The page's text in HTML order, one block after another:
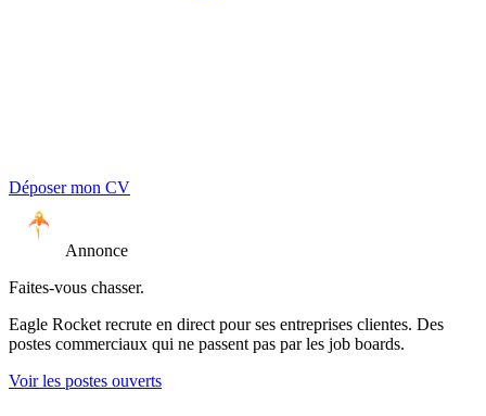
Déposer mon CV
Annonce
Faites-vous chasser.
Eagle Rocket recrute en direct pour ses entreprises clientes. Des
postes commerciaux qui ne passent pas par les job boards.
Voir les postes ouverts